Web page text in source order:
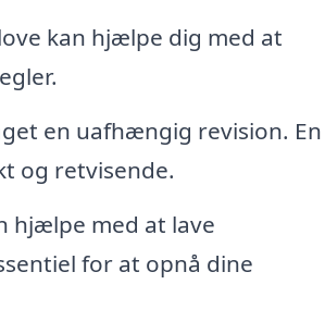
kan hjælpe dig med at
en uafhængig revision. En
og retvisende.
hjælpe med at lave
for at opnå dine